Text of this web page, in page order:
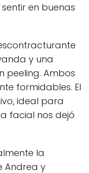
en buenas
y una
peeling. Ambos
formidables. El
ideal para
facial nos dejó
la
Andrea y